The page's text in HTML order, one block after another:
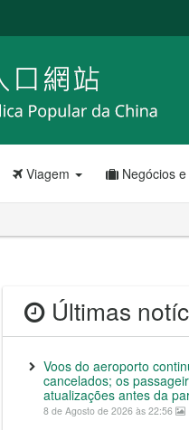
Viagem Negócios
Últimas
Voos do aeroporto
cancelados; os
atualizações antes da
8 de Agosto de 2026 às 22:56